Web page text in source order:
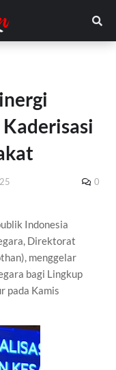
0
Indonesia
Direktorat
menggelar
bagi Lingkup
pada Kamis